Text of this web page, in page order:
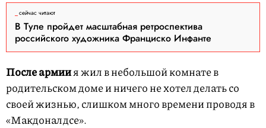
сейчас читают
В Туле пройдет масштабная ретроспектива
российского художника Франциско Инфанте
После армиия жил в небольшой комнате в
родительском доме и ничего не хотел делать со
своей жизнью, слишком много времени проводя в
«Макдоналдсе».